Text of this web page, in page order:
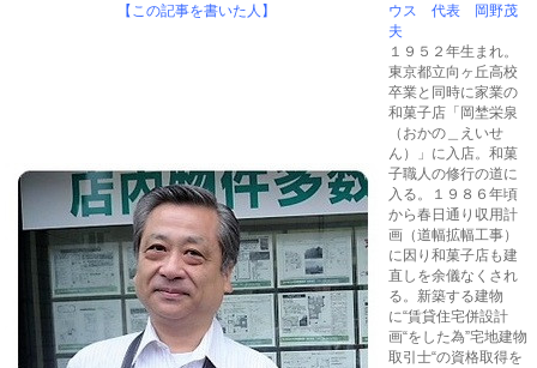
【この記事を書いた人】
ウス 代表 岡野茂
夫
１９５２年生まれ。
東京都立向ヶ丘高校
卒業と同時に家業の
和菓子店「岡埜栄泉
（おかの＿えいせ
ん）」に入店。和菓
子職人の修行の道に
入る。１９８６年頃
から春日通り収用計
画（道幅拡幅工事）
に因り和菓子店も建
直しを余儀なくされ
る。新築する建物
に“賃貸住宅併設計
画“をした為”宅地建物
取引士“の資格取得を